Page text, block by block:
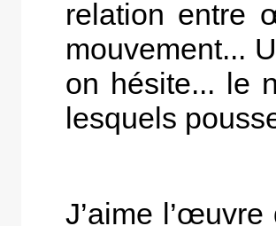
relation entre
mouvement...
on hésite... le
lesquels
J’aime